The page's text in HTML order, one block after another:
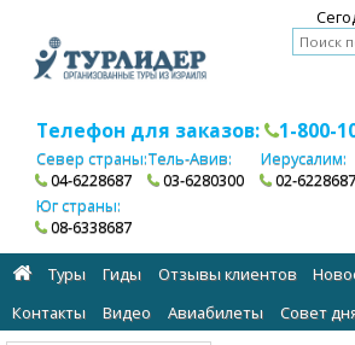
Телефон для заказов: 1-800-
Север страны:
04-6228687
Тель-Авив:
03-6280300
Иерусалим:
02-6228687
Юг страны:
08-6338687
Туры Гиды Отзывы клиентов
Контакты
Видео Авиабилеты Cовет